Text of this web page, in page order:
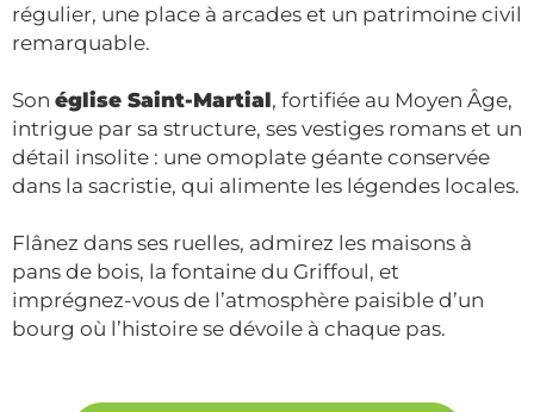
régulier, une place à arcades et un patrimoine civil
remarquable.
Son église Saint-Martial, fortifiée au Moyen Âge,
intrigue par sa structure, ses vestiges romans et un
détail insolite : une omoplate géante conservée
dans la sacristie, qui alimente les légendes locales.
Flânez dans ses ruelles, admirez les maisons à
pans de bois, la fontaine du Griffoul, et
imprégnez-vous de l’atmosphère paisible d’un
bourg où l’histoire se dévoile à chaque pas.